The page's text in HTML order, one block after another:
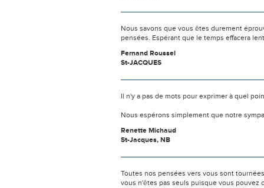
Nous savons que vous êtes durement
pensées. Espérant que le temps effacera
Fernand Roussel
St-JACQUES
Il n'y a pas de mots pour exprimer à quel
Nous espérons simplement que notre
Renette Michaud
St-Jacques, NB
Toutes nos pensées vers vous sont
vous n'êtes pas seuls puisque vous pouvez